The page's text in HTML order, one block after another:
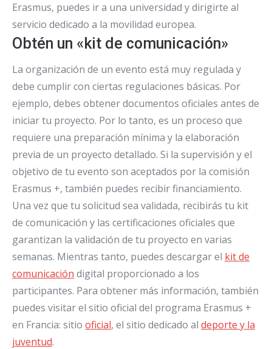
Erasmus, puedes ir a una universidad y dirigirte al
servicio dedicado a la movilidad europea.
Obtén un «kit de comunicación»
La organización de un evento está muy regulada y
debe cumplir con ciertas regulaciones básicas. Por
ejemplo, debes obtener documentos oficiales antes de
iniciar tu proyecto. Por lo tanto, es un proceso que
requiere una preparación mínima y la elaboración
previa de un proyecto detallado. Si la supervisión y el
objetivo de tu evento son aceptados por la comisión
Erasmus +, también puedes recibir financiamiento.
Una vez que tu solicitud sea validada, recibirás tu kit
de comunicación y las certificaciones oficiales que
garantizan la validación de tu proyecto en varias
semanas. Mientras tanto, puedes descargar el kit de
comunicación digital proporcionado a los
participantes. Para obtener más información, también
puedes visitar el sitio oficial del programa Erasmus +
en Francia: sitio oficial, el sitio dedicado al deporte y la
juventud.